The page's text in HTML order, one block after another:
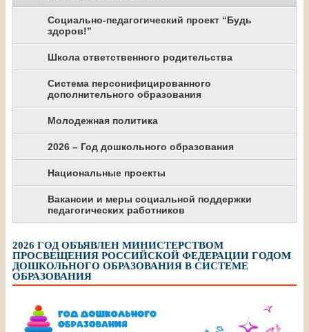
Социально-педагогический проект “Будь
здоров!”
Школа ответственного родительства
Система персонифицированного
дополнительного образования
Молодежная политика
2026 – Год дошкольного образования
Национальные проекты
Вакансии и меры социальной поддержки
педагогических работников
2026 ГОД ОБЪЯВЛЕН МИНИСТЕРСТВОМ
ПРОСВЕЩЕНИЯ РОССИЙСКОЙ ФЕДЕРАЦИИ ГОДОМ
ДОШКОЛЬНОГО ОБРАЗОВАНИЯ В СИСТЕМЕ
ОБРАЗОВАНИЯ